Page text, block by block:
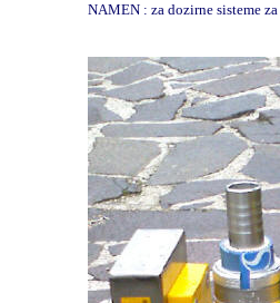
NAMEN : za dozirne sisteme